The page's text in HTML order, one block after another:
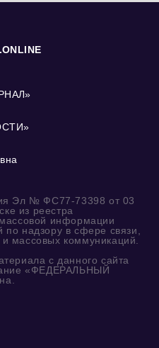
Эл № ФС77-73398 от 03
из реестра
информации
надзору в сфере связи,
массовых коммуникаций.
с данного сайта
«ФЕДЕРАЛЬНЫЙ